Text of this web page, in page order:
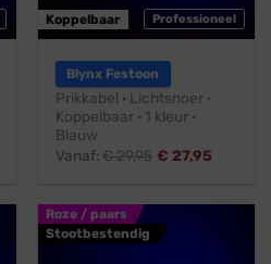
Professioneel
Koppelbaar
Blynx Festoon
Prikkabel · Lichtsnoer ·
Koppelbaar · 1 kleur ·
Blauw
Vanaf:€29,95 € 27,95
Roze / paars
Stootbestendig